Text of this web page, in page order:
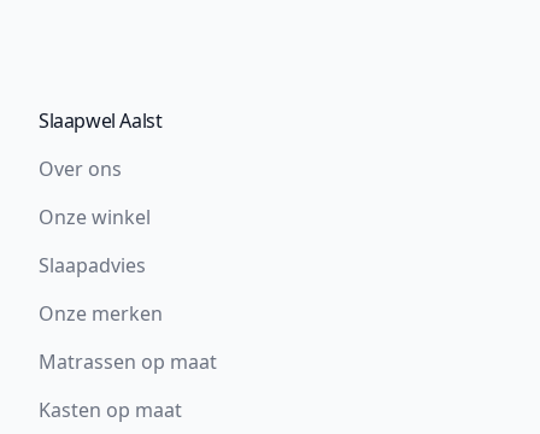
Slaapwel Aalst
Over ons
Onze winkel
Slaapadvies
Onze merken
Matrassen op maat
Kasten op maat